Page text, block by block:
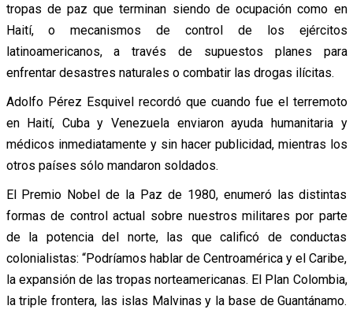
tropas de paz que terminan siendo de ocupación como en
Haití, o mecanismos de control de los ejércitos
latinoamericanos, a través de supuestos planes para
enfrentar desastres naturales o combatir las drogas ilícitas.
Adolfo Pérez Esquivel recordó que cuando fue el terremoto
en Haití, Cuba y Venezuela enviaron ayuda humanitaria y
médicos inmediatamente y sin hacer publicidad, mientras los
otros países sólo mandaron soldados.
El Premio Nobel de la Paz de 1980, enumeró las distintas
formas de control actual sobre nuestros militares por parte
de la potencia del norte, las que calificó de conductas
colonialistas: “Podríamos hablar de Centroamérica y el Caribe,
la expansión de las tropas norteamericanas. El Plan Colombia,
la triple frontera, las islas Malvinas y la base de Guantánamo.